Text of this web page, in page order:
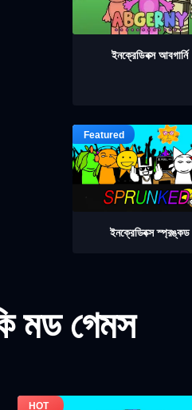
ইনক্রেডিবক্স আবগার্নি
ইনক্রেডিবক্স স্প্রঙ্কড
মড গেমস